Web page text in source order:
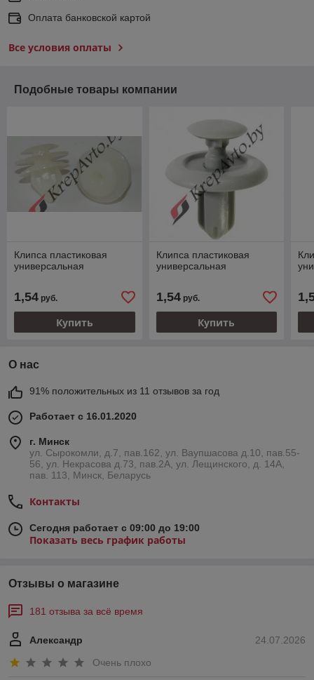
Оплата банковской картой
Все условия оплаты
Подобные товары компании
Клипса пластиковая
универсальная
1,54 руб.
Купить
Клипса пластиковая
универсальная
1,54руб.
Купить
О нас
91% положительных из 11 отзывов за год
Работает с 16.01.2020
г. Минск
ул. Сырокомли, д.7, пав.162, ул. Ваупшасова д.10, пав.55-
56, ул. Некрасова д.73, пав.2А, ул. Лещинского, д. 14А,
пав. 113, Минск, Беларусь
Контакты
Сегодня работает с 09:00 до 19:00
Показать весь график работы
Отзывы о магазине
181 отзыва за всё время
24.07.2026
Александр
Очень плохо